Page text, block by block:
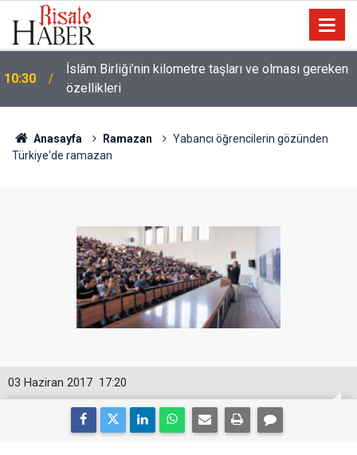
09:47
Ünlü futbolcu Dembele: Eşimin yüzünü
göstermemesi dini bir mesele!
Anasayfa Ramazan
Yabancı öğrencilerin gözünden
Türkiye'de ramazan
17:20
03 Haziran 2017